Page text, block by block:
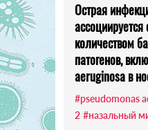
Острая
количеством
патогенов,
aeruginosa в
#pseudomonas
2 #назальный